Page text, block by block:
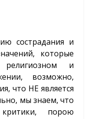
сострадания и
которые
и
возможно,
что НЕ является
мы знаем, что
порою